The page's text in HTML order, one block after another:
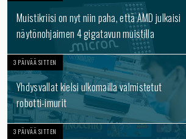
Muistikriisi on nyt niin paha, että AMD julkaisi
näytönohjaimen 4 gigatavun muistilla
3 PÄIVÄÄ SITTEN
Yhdysvallat kielsi ulkomailla valmistetut
robotti-imurit
3 PÄIVÄÄ SITTEN